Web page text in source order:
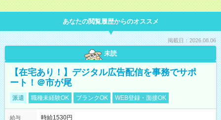
あなたの閲覧履歴からのオススメ
掲載日：2026.08.06
未読
【在宅あり！】デジタル広告配信を事務でサポ
ート！＠市が尾
派遣 職種未経験OK ブランクOK WEB登録・面接OK
給与
時給1530円